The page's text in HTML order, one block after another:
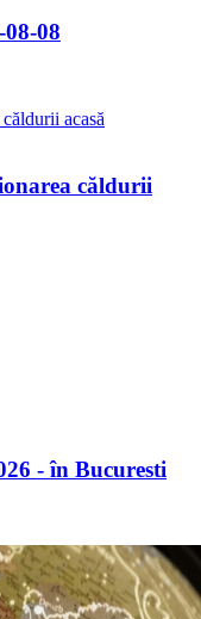
08
căldurii
- în Bucuresti